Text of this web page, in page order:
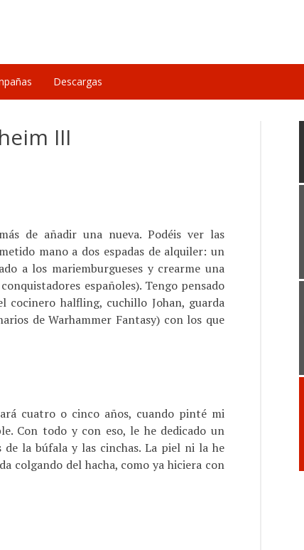
Descargas
III
de añadir una nueva. Podéis ver las
mano a dos espadas de alquiler: un
a los mariemburgueses y crearme una
españoles). Tengo pensado
cocinero halfling, cuchillo Johan, guarda
de Warhammer Fantasy) con los que
cuatro o cinco años, cuando pinté mi
Con todo y con eso, le he dedicado un
la búfala y las cinchas. La piel ni la he
colgando del hacha, como ya hiciera con